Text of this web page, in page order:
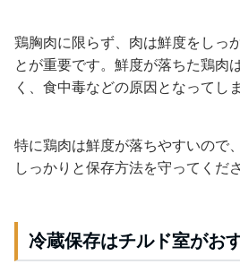
鶏胸肉に限らず、肉は鮮度をしっ
とが重要です。鮮度が落ちた鶏肉
く、食中毒などの原因となってし
特に鶏肉は鮮度が落ちやすいので
しっかりと保存方法を守ってくだ
冷蔵保存はチルド室がお